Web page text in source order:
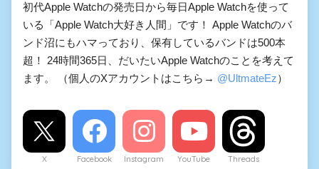
初代Apple Watchの発売日から毎日Apple Watchを使って
いる「Apple Watch大好き人間」です！ Apple Watchのバ
ンド沼にもハマっており、保有しているバンドは500本
超！ 24時間365日、だいたいApple Watchのことを考えて
ます。 （個人のXアカウントはこちら→ @UltmateEz）
X Facebook Instagram YouTube Threads